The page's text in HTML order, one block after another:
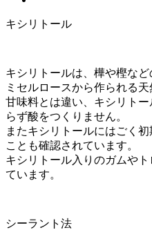
キシリトール
キシリトールは、樺や樫な
ミセルロースから作られる
甘味料とは違い、 キシリト
らず酸をつくりません。
またキシリトールにはごく
ことも確認されています。
キシリトール入りのガムや
ています。
シーラント法